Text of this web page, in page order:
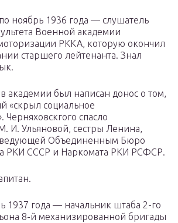
ноябрь 1936 года — слушатель
Военной академии
РККА, которую окончил
старшего лейтенанта. Знал
академии был написан донос о том,
«скрыл социальное
Черняховскгого спасло
И. Ульяновой, сестры Ленина,
Объединенным Бюро
РКИ СССР и Наркомата РКИ РСФСР.
1937 года — начальник штаба 2-го
8-й механизированной бригады